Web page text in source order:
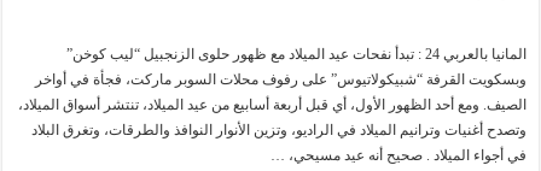
المانيا بالعربي 24 : تبدأ نفحات عيد الميلاد مع ظهور حلوى الزنجبيل “ليب كوخن”
وبسكويت القرفة “شبيكولاتيوس” على رفوف محلات السوبر ماركت، فجأة في أواخر
الصيف. ومع أحد الظهور الأول، أي قبل أربعة أسابيع من عيد الميلاد، تنتشر أسواق الميلاد،
وتصدح أغنيات وترانيم الميلاد في الراديو، وتزين الأنوار النوافذ والطرقات، وتغرق البلاد
في أجواء الميلاد . صحيح أنه عيد مسيحي، …